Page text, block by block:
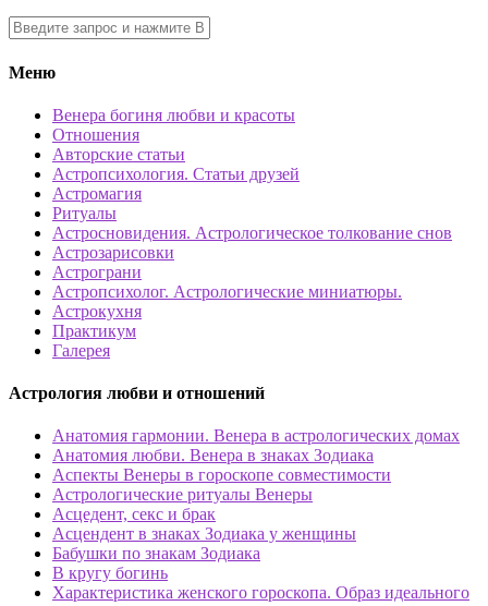
Меню
Венера богиня любви и красоты
Отношения
Авторские статьи
Астропсихология. Статьи друзей
Астромагия
Ритуалы
Астросновидения. Астрологическое толкование снов
Астрозарисовки
Астрограни
Астропсихолог. Астрологические миниатюры.
Астрокухня
Практикум
Галерея
Астрология любви и отношений
Анатомия гармонии. Венера в астрологических домах
Анатомия любви. Венера в знаках Зодиака
Аспекты Венеры в гороскопе совместимости
Астрологические ритуалы Венеры
Асцедент, секс и брак
Асцендент в знаках Зодиака у женщины
Бабушки по знакам Зодиака
В кругу богинь
Характеристика женского гороскопа. Образ идеального